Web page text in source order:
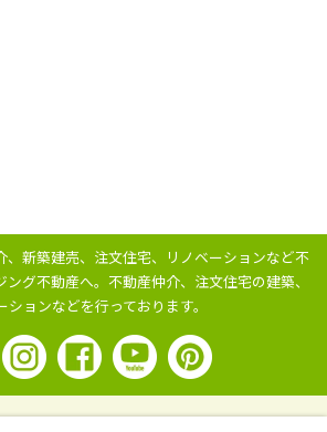
、新築建売、注文住宅、リノベーションなど不
グ不動産へ。 不動産仲介、注文住宅の建築、
ションなどを行っております。